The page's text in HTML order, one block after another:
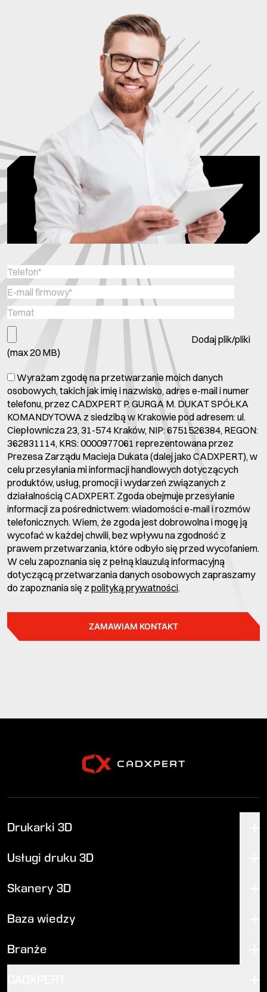
Dodaj plik/pliki
(max 20 MB)
Wyrażam zgodę na przetwarzanie moich danych
osobowych, takich jak imię i nazwisko, adres e-mail i numer
telefonu, przez CADXPERT P. GURGA M. DUKAT SPÓŁKA
KOMANDYTOWA z siedzibą w Krakowie pod adresem: ul.
Ciepłownicza 23, 31-574 Kraków, NIP: 6751526384, REGON:
362831114, KRS: 0000977061 reprezentowana przez
Prezesa Zarządu Macieja Dukata (dalej jako CADXPERT), w
celu przesyłania mi informacji handlowych dotyczących
produktów, usług, promocji i wydarzeń związanych z
działalnością CADXPERT. Zgoda obejmuje przesyłanie
informacji za pośrednictwem: wiadomości e-mail i rozmów
telefonicznych. Wiem, że zgoda jest dobrowolna i mogę ją
wycofać w każdej chwili, bez wpływu na zgodność z
prawem przetwarzania, które odbyło się przed wycofaniem.
W celu zapoznania się z pełną klauzulą informacyjną
dotyczącą przetwarzania danych osobowych zapraszamy
do zapoznania się z polityką prywatności.
ZAMAWIAM KONTAKT
Drukarki 3D
Usługi druku 3D
Skanery 3D
Baza wiedzy
Branże